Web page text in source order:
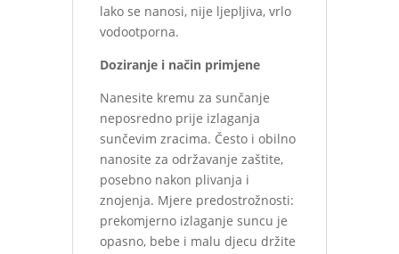
lako se nanosi, nije ljepljiva, vrlo
vodootporna.
Doziranje i način primjene
Nanesite kremu za sunčanje
neposredno prije izlaganja
sunčevim zracima. Često i obilno
nanosite za održavanje zaštite,
posebno nakon plivanja i
znojenja. Mjere predostrožnosti:
prekomjerno izlaganje suncu je
opasno, bebe i malu djecu držite